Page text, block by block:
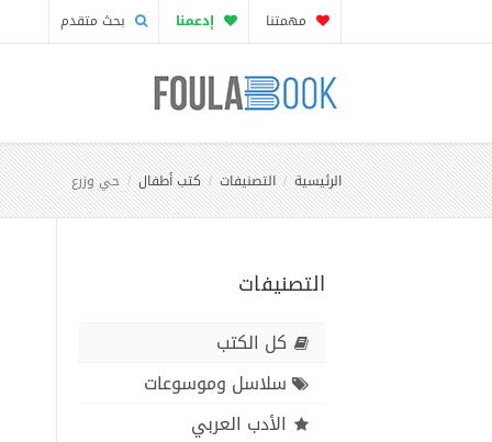
مهمتنا إدعمنا بحث متقدم
الرئيسية التصنيفات كتب أطفال حي وزرع
التصنيفات
كل الكتب
سلاسل وموسوعات
الأدب العربي